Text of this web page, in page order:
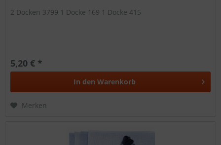
2 Docken 3799 1 Docke 169 1 Docke 415
5,20 € *
In den Warenkorb
Merken